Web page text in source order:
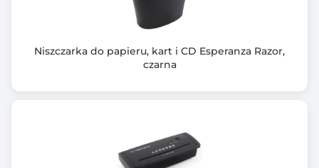
Niszczarka do papieru, kart i CD Esperanza Razor,
czarna